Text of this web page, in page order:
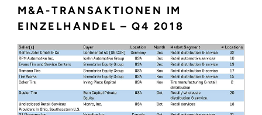
M&A-TRANSAKTIONEN IM
EINZELHANDEL – Q4 2018